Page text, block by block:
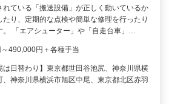
れている「搬送設備」が正しく動いているか
たり、定期的な点検や簡単な修理を行ったり
。 「エアシューター」や「自走台車」…
490,000円＋各種手当
は日替わり】東京都世田谷池尻、神奈川県横
、神奈川県横浜市旭区中尾、東京都北区赤羽